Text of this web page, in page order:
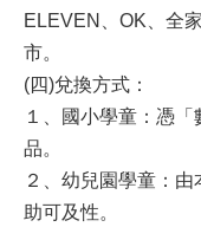
ELEVEN、 OK、全
市。
(四)兌換方式：
１、國小學童：憑
品。
２、幼兒園學童：
助可及性。